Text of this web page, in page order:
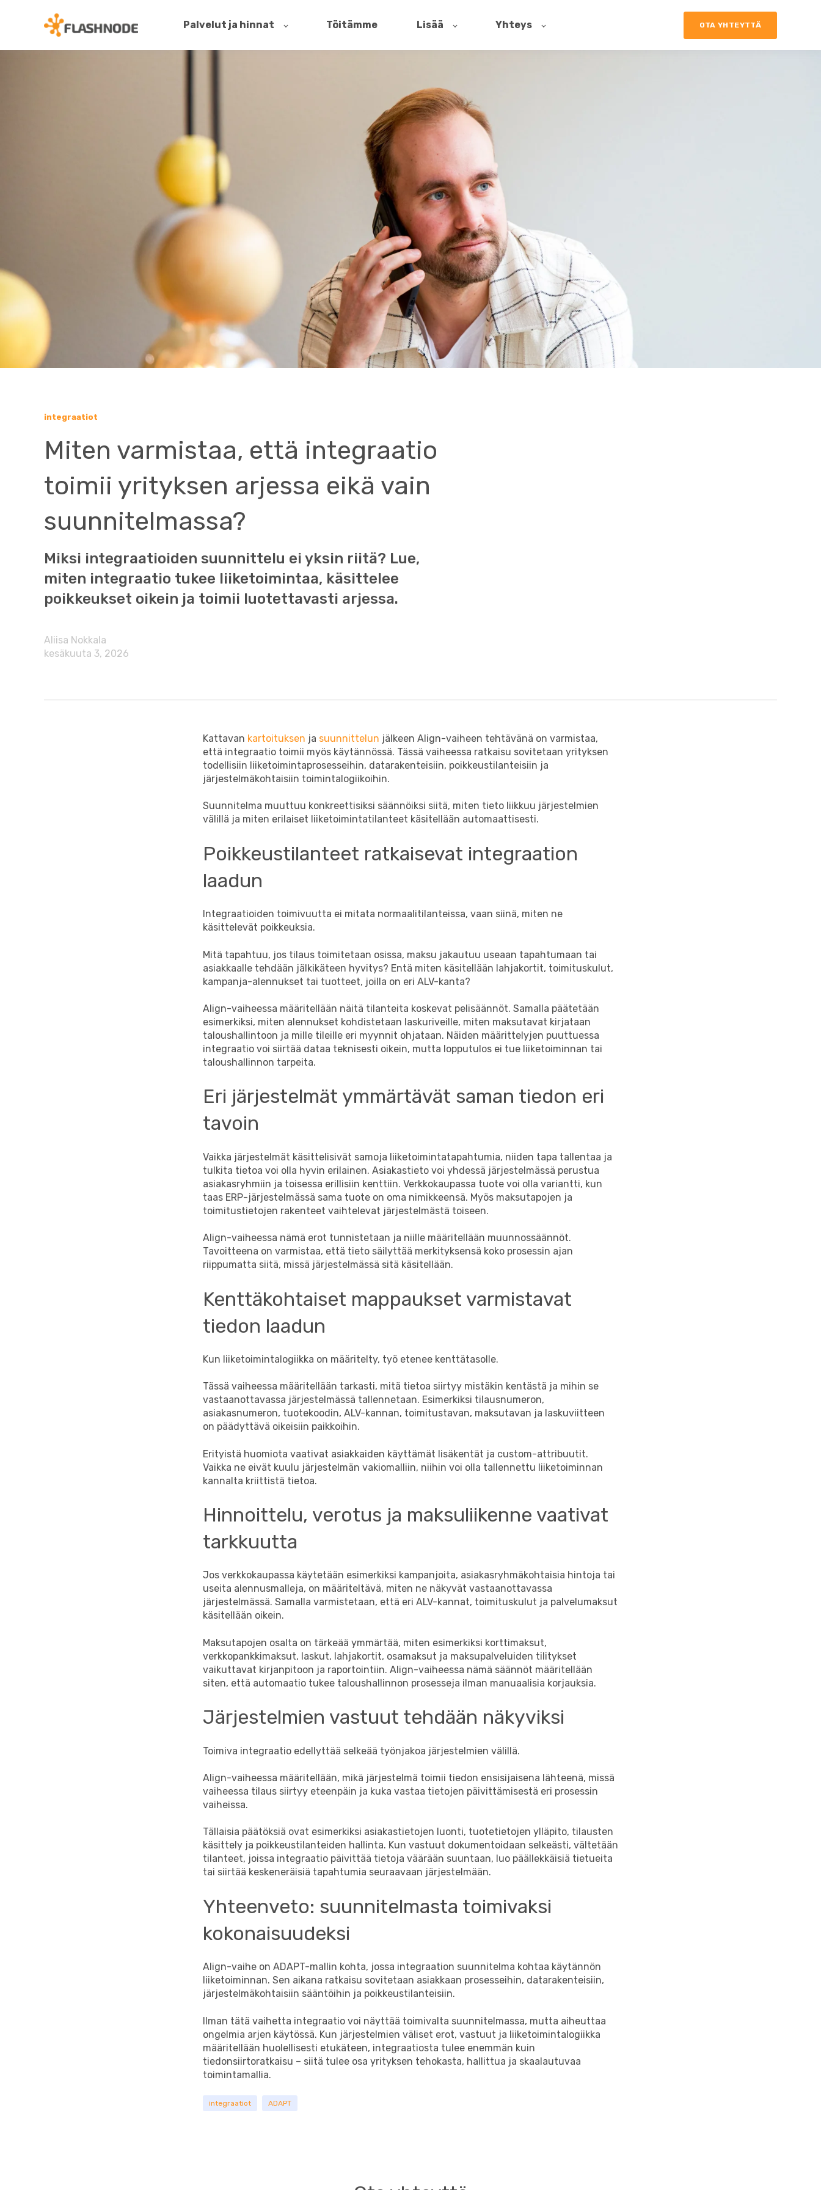
Palvelut ja hinnat Töitämme Lisää Yhteys OTA YHTEYTTÄ
integraatiot
Miten varmistaa, että integraatio
toimii yrityksen arjessa eikä vain
suunnitelmassa?
Miksi integraatioiden suunnittelu ei yksin riitä? Lue,
miten integraatio tukee liiketoimintaa, käsittelee
poikkeukset oikein ja toimii luotettavasti arjessa.
Aliisa Nokkala
kesäkuuta 3, 2026
Kattavan kartoituksen ja suunnittelun jälkeen Align-vaiheen tehtävänä on varmistaa,
että integraatio toimii myös käytännössä. Tässä vaiheessa ratkaisu sovitetaan yrityksen
todellisiin liiketoimintaprosesseihin, datarakenteisiin, poikkeustilanteisiin ja
järjestelmäkohtaisiin toimintalogiikoihin.
Suunnitelma muuttuu konkreettisiksi säännöiksi siitä, miten tieto liikkuu järjestelmien
välillä ja miten erilaiset liiketoimintatilanteet käsitellään automaattisesti.
Poikkeustilanteet ratkaisevat integraation
laadun
Integraatioiden toimivuutta ei mitata normaalitilanteissa, vaan siinä, miten ne
käsittelevät poikkeuksia.
Mitä tapahtuu, jos tilaus toimitetaan osissa, maksu jakautuu useaan tapahtumaan tai
asiakkaalle tehdään jälkikäteen hyvitys? Entä miten käsitellään lahjakortit, toimituskulut,
kampanja-alennukset tai tuotteet, joilla on eri ALV-kanta?
Align-vaiheessa määritellään näitä tilanteita koskevat pelisäännöt. Samalla päätetään
esimerkiksi, miten alennukset kohdistetaan laskuriveille, miten maksutavat kirjataan
taloushallintoon ja mille tileille eri myynnit ohjataan. Näiden määrittelyjen puuttuessa
integraatio voi siirtää dataa teknisesti oikein, mutta lopputulos ei tue liiketoiminnan tai
taloushallinnon tarpeita.
Eri järjestelmät ymmärtävät saman tiedon eri
tavoin
Vaikka järjestelmät käsittelisivät samoja liiketoimintatapahtumia, niiden tapa tallentaa ja
tulkita tietoa voi olla hyvin erilainen. Asiakastieto voi yhdessä järjestelmässä perustua
asiakasryhmiin ja toisessa erillisiin kenttiin. Verkkokaupassa tuote voi olla variantti, kun
taas ERP-järjestelmässä sama tuote on oma nimikkeensä. Myös maksutapojen ja
toimitustietojen rakenteet vaihtelevat järjestelmästä toiseen.
Align-vaiheessa nämä erot tunnistetaan ja niille määritellään muunnossäännöt.
Tavoitteena on varmistaa, että tieto säilyttää merkityksensä koko prosessin ajan
riippumatta siitä, missä järjestelmässä sitä käsitellään.
Kenttäkohtaiset mappaukset varmistavat
tiedon laadun
Kun liiketoimintalogiikka on määritelty, työ etenee kenttätasolle.
Tässä vaiheessa määritellään tarkasti, mitä tietoa siirtyy mistäkin kentästä ja mihin se
vastaanottavassa järjestelmässä tallennetaan. Esimerkiksi tilausnumeron,
asiakasnumeron, tuotekoodin, ALV-kannan, toimitustavan, maksutavan ja laskuviitteen
on päädyttävä oikeisiin paikkoihin.
Erityistä huomiota vaativat asiakkaiden käyttämät lisäkentät ja custom-attribuutit.
Vaikka ne eivät kuulu järjestelmän vakiomalliin, niihin voi olla tallennettu liiketoiminnan
kannalta kriittistä tietoa.
Hinnoittelu, verotus ja maksuliikenne vaativat
tarkkuutta
Jos verkkokaupassa käytetään esimerkiksi kampanjoita, asiakasryhmäkohtaisia hintoja tai
useita alennusmalleja, on määriteltävä, miten ne näkyvät vastaanottavassa
järjestelmässä. Samalla varmistetaan, että eri ALV-kannat, toimituskulut ja palvelumaksut
käsitellään oikein.
Maksutapojen osalta on tärkeää ymmärtää, miten esimerkiksi korttimaksut,
verkkopankkimaksut, laskut, lahjakortit, osamaksut ja maksupalveluiden tilitykset
vaikuttavat kirjanpitoon ja raportointiin. Align-vaiheessa nämä säännöt määritellään
siten, että automaatio tukee taloushallinnon prosesseja ilman manuaalisia korjauksia.
Järjestelmien vastuut tehdään näkyviksi
Toimiva integraatio edellyttää selkeää työnjakoa järjestelmien välillä.
Align-vaiheessa määritellään, mikä järjestelmä toimii tiedon ensisijaisena lähteenä, missä
vaiheessa tilaus siirtyy eteenpäin ja kuka vastaa tietojen päivittämisestä eri prosessin
vaiheissa.
Tällaisia päätöksiä ovat esimerkiksi asiakastietojen luonti, tuotetietojen ylläpito, tilausten
käsittely ja poikkeustilanteiden hallinta. Kun vastuut dokumentoidaan selkeästi, vältetään
tilanteet, joissa integraatio päivittää tietoja väärään suuntaan, luo päällekkäisiä tietueita
tai siirtää keskeneräisiä tapahtumia seuraavaan järjestelmään.
Yhteenveto: suunnitelmasta toimivaksi
kokonaisuudeksi
Align-vaihe on ADAPT-mallin kohta, jossa integraation suunnitelma kohtaa käytännön
liiketoiminnan. Sen aikana ratkaisu sovitetaan asiakkaan prosesseihin, datarakenteisiin,
järjestelmäkohtaisiin sääntöihin ja poikkeustilanteisiin.
Ilman tätä vaihetta integraatio voi näyttää toimivalta suunnitelmassa, mutta aiheuttaa
ongelmia arjen käytössä. Kun järjestelmien väliset erot, vastuut ja liiketoimintalogiikka
määritellään huolellisesti etukäteen, integraatiosta tulee enemmän kuin
tiedonsiirtoratkaisu – siitä tulee osa yrityksen tehokasta, hallittua ja skaalautuvaa
toimintamallia.
integraatiot ADAPT